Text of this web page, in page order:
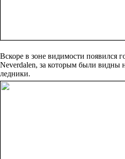
Вскоре в зоне видимости появился
Neverdalen, за которым были видны
ледники.